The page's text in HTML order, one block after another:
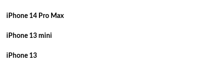
iPhone 14 Pro Max
iPhone 13 mini
iPhone 13